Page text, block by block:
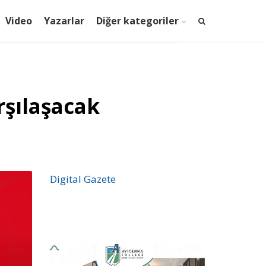
Video Yazarlar Diğer kategoriler
Digital Gazete